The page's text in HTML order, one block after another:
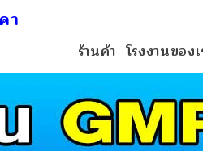
า
ร้านค้า โรงงานของเ